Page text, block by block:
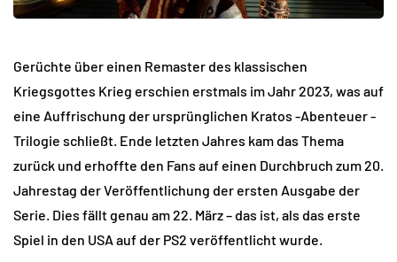
Gerüchte über einen Remaster des klassischen
Kriegsgottes Krieg erschien erstmals im Jahr 2023, was auf
eine Auffrischung der ursprünglichen Kratos -Abenteuer -
Trilogie schließt. Ende letzten Jahres kam das Thema
zurück und erhoffte den Fans auf einen Durchbruch zum 20.
Jahrestag der Veröffentlichung der ersten Ausgabe der
Serie. Dies fällt genau am 22. März – das ist, als das erste
Spiel in den USA auf der PS2 veröffentlicht wurde.